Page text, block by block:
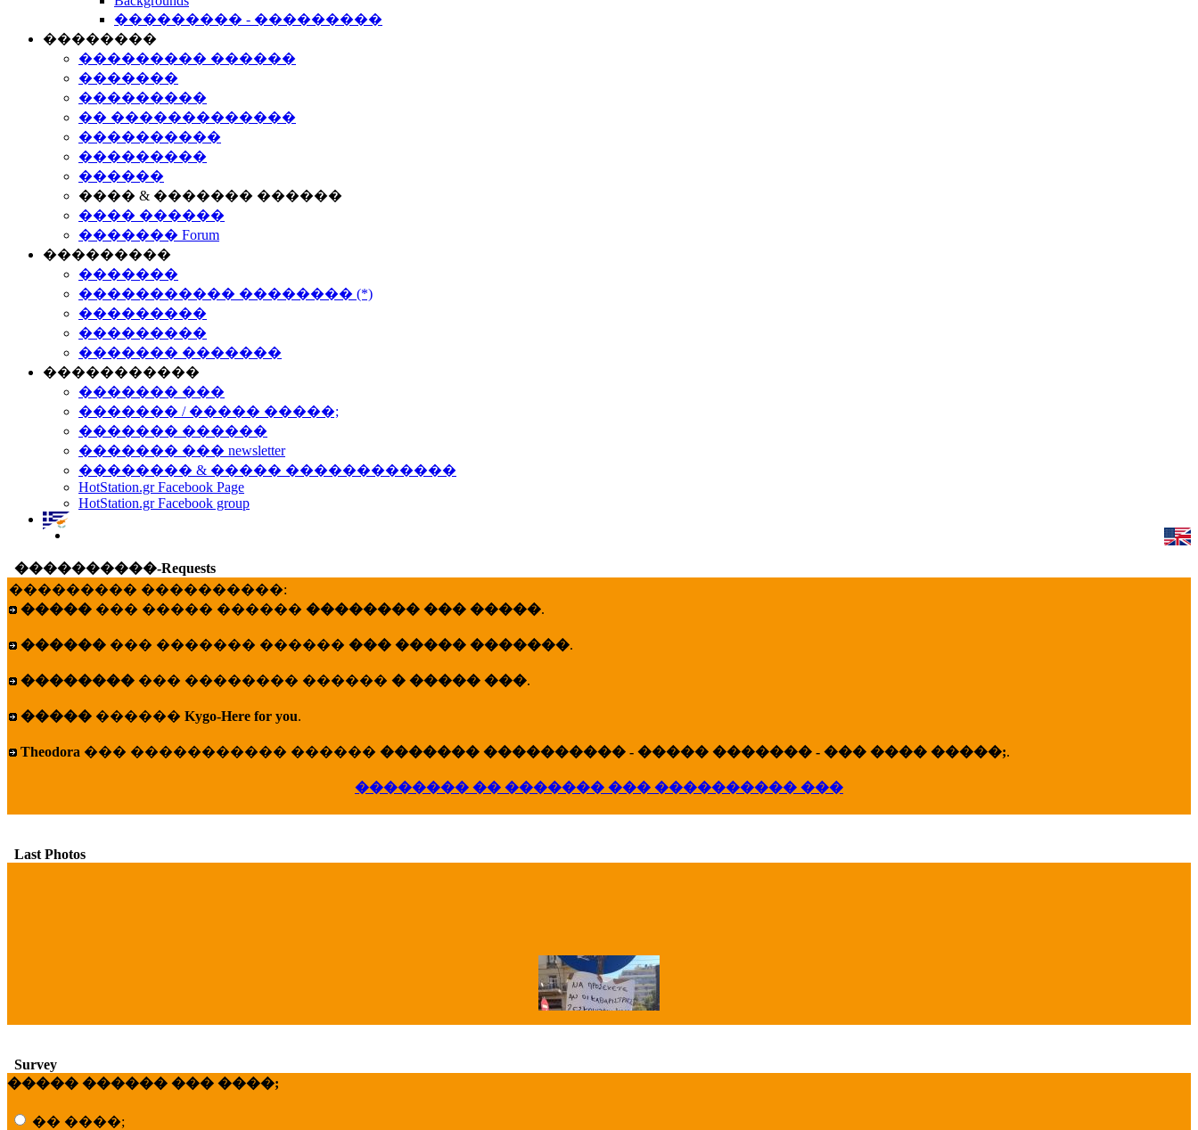
��������� - ���������
��������
��������� ������
�������
���������
�� �������������
����������
���������
������
���� & ������� ������
���� ������
������� Forum
���������
�������
����������� �������� (*)
���������
���������
������� �������
�����������
������� ���
������� / ����� �����;
������� ������
������� ��� newsletter
�������� & ����� ������������
HotStation.gr Facebook Page
HotStation.gr Facebook group
����������-Requests
��������� ����������:
����� ��� ����� ������ �������� ��� �����.
������ ��� ������� ������ ��� ����� �������.
�������� ��� �������� ������ � ����� ���.
����� ������ Kygo-Here for you.
Theodora ��� ����������� ������ ������� ���������� - ����� ������� - ��� ���� �����;.
�������� �� ������� ��� ���������� ���
Last Photos
Survey
����� ������ ��� ����;
�� ����;